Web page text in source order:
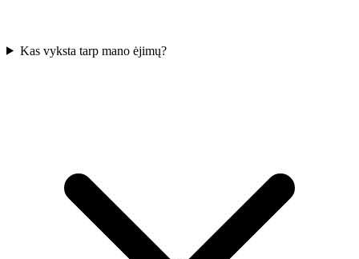
Kas vyksta tarp mano ėjimų?